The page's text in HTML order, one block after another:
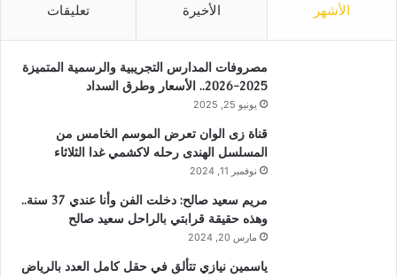
الأشهر الأخيرة تعليقات
مصروفات المدارس التجريبية والرسمية المتميزة
2025-2026.. الأسعار وطرق السداد
يونيو 25, 2025
قناة زى الوان تعرض الموسم الخامس من
المسلسل الهندى رحله لاكشمي غدا الثلاثاء
نوفمبر 11, 2024
مريم سعيد صالح: دخلت الفن وأنا عندي 37 سنة..
وهذه حقيقة قرابتي بالراحل سعيد صالح
مارس 20, 2024
ياسمين نيازي تتألق في حقل كامل العدد بالرياض